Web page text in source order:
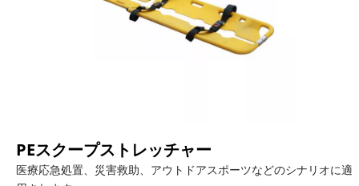
PEスクープストレッチャー
医療応急処置、災害救助、アウトドアスポーツなどのシナリオに適